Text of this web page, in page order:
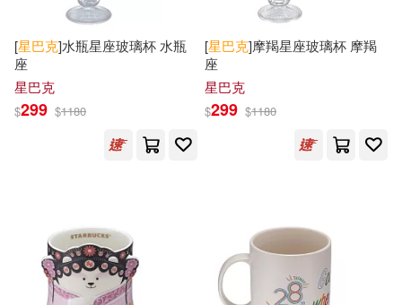
[星巴克]水瓶星座玻璃杯 水瓶
座
星巴克
$299 $1180
[星巴克]摩羯星座玻璃杯 摩羯
座
星巴克
$299 $1180